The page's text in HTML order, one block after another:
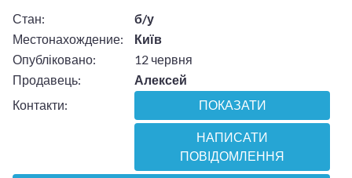
Стан:
б/у
Местонахождение:
Київ
Опубліковано:
12 червня
Продавець:
Алексей
Контакти:
ПОКАЗАТИ
НАПИСАТИ
ПОВІДОМЛЕННЯ